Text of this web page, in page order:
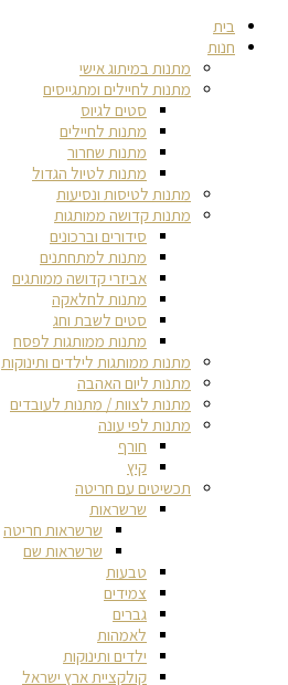
בית
חנות
מתנות במיתוג אישי
מתנות לחיילים ומתגייסים
סטים לגיוס
מתנות לחיילים
מתנות שחרור
מתנות לטיול הגדול
מתנות לטיסות ונסיעות
מתנות קדושה ממותגות
סידורים וברכונים
מתנות למתחתנים
אביזרי קדושה ממותגים
מתנות לחלאקה
סטים לשבת וחג
מתנות ממותגות לפסח
מתנות ממותגות לילדים ותינוקות
מתנות ליום האהבה
מתנות לצוות / מתנות לעובדים
מתנות לפי עונה
חורף
קיץ
תכשיטים עם חריטה
שרשראות
שרשראות חריטה
שרשראות שם
טבעות
צמידים
גברים
לאמהות
ילדים ותינוקות
קולקציית ארץ ישראל